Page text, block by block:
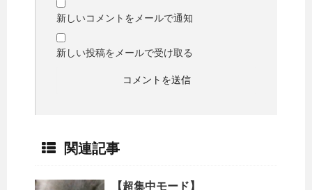
新しいコメントをメールで通知
新しい投稿をメールで受け取る
関連記事
【超集中モード】